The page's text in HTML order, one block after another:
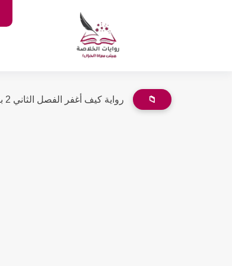
📁 رواية كيف أغفر الفصل الثاني 2 بقلم يارا رشدي